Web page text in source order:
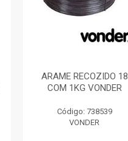
ARAME RECOZIDO 18
COM 1KG VONDER
Código: 738539
VONDER